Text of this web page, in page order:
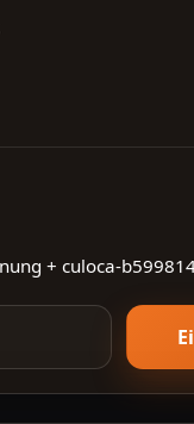
+ culoca-